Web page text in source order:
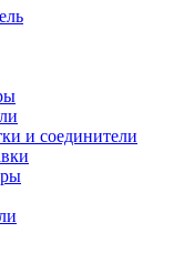
и соединители